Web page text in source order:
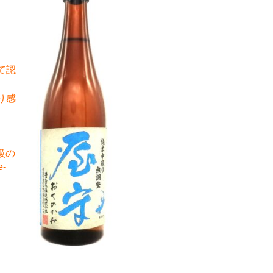
認
感
の